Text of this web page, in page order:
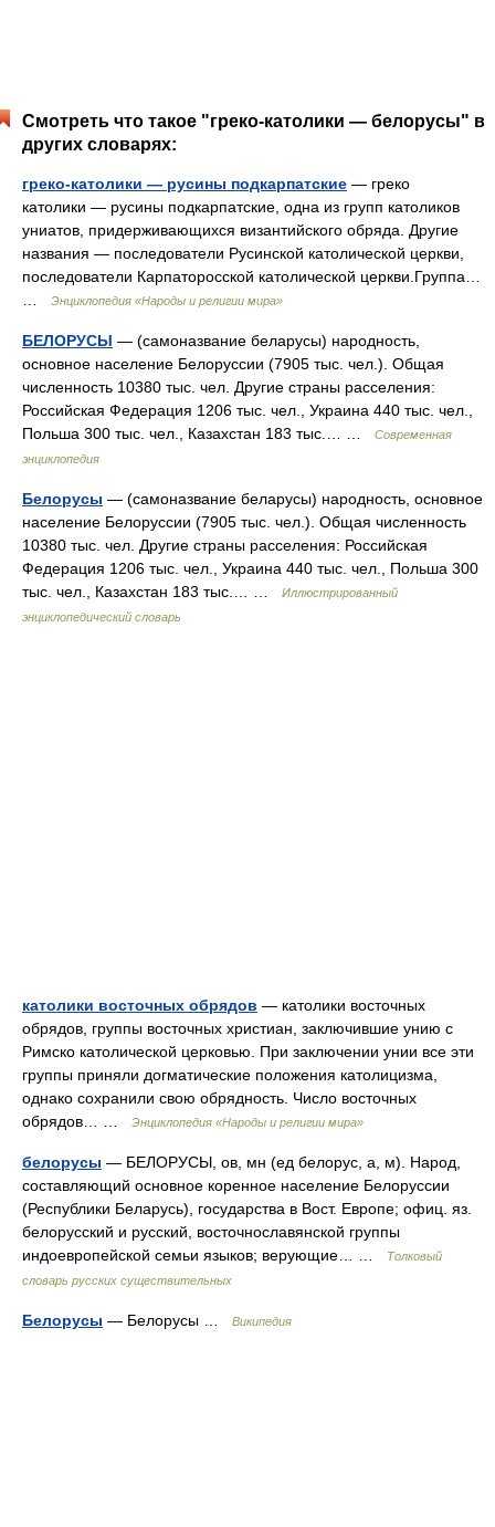
Смотреть что такое "греко-католики — белорусы" в
других словарях:
греко-католики — русины подкарпатские — греко
католики — русины подкарпатские, одна из групп католиков
униатов, придерживающихся византийского обряда. Другие
названия — последователи Русинской католической церкви,
последователи Карпаторосской католической церкви.Группа…
Энциклопедия «Народы и религии мира»
БЕЛОРУСЫ — (самоназвание беларусы) народность,
основное население Белоруссии (7905 тыс. чел.). Общая
численность 10380 тыс. чел. Другие страны расселения:
Российская Федерация 1206 тыс. чел., Украина 440 тыс. чел.,
Польша 300 тыс. чел., Казахстан 183 тыс.… …
Современная
энциклопедия
Белорусы — (самоназвание беларусы) народность, основное
население Белоруссии (7905 тыс. чел.). Общая численность
10380 тыс. чел. Другие страны расселения: Российская
Федерация 1206 тыс. чел., Украина 440 тыс. чел., Польша 300
тыс. чел., Казахстан 183 тыс.… …
Иллюстрированный
энциклопедический словарь
католики восточных обрядов — католики восточных
обрядов, группы восточных христиан, заключившие унию с
Римско католической церковью. При заключении унии все эти
группы приняли догматические положения католицизма,
однако сохранили свою обрядность. Число восточных
обрядов… …
Энциклопедия «Народы и религии мира»
белорусы — БЕЛОРУСЫ, ов, мн (ед белорус, а, м). Народ,
составляющий основное коренное население Белоруссии
(Республики Беларусь), государства в Вост. Европе; офиц. яз.
белорусский и русский, восточнославянской группы
индоевропейской семьи языков; верующие… …
Толковый
словарь русских существительных
Белорусы — Белорусы … Википедия